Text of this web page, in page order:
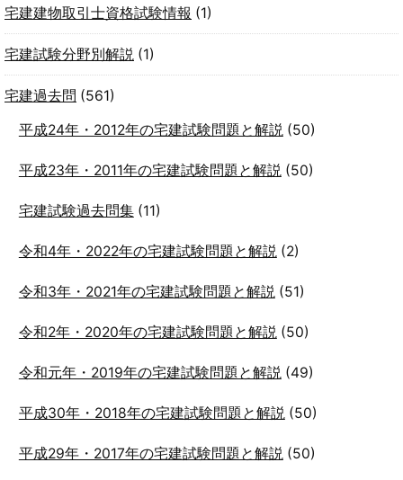
宅建建物取引士資格試験情報 (1)
宅建試験分野別解説 (1)
宅建過去問 (561)
平成24年・2012年の宅建試験問題と解説(50)
平成23年・2011年の宅建試験問題と解説(50)
宅建試験過去問集(11)
令和4年・2022年の宅建試験問題と解説(2)
令和3年・2021年の宅建試験問題と解説(51)
令和2年・2020年の宅建試験問題と解説(50)
令和元年・2019年の宅建試験問題と解説(49)
平成30年・2018年の宅建試験問題と解説(50)
平成29年・2017年の宅建試験問題と解説(50)